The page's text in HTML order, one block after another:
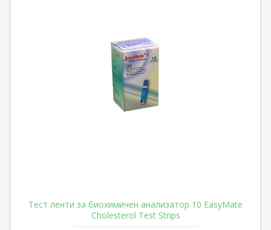
Тест ленти за биохимичен анализатор 10 EasyMate
Cholesterol Test Strips